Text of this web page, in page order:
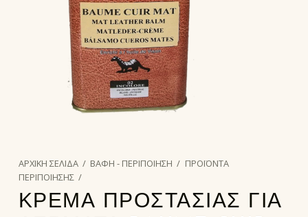
ΑΡΧΙΚΉ ΣΕΛΊΔΑ / ΒΑΦΗ - ΠΕΡΙΠΟΙΗΣΗ / ΠΡΟΪΟΝΤΑ
ΠΕΡΙΠΟΙΗΣΗΣ /
ΚΡΕΜΑ ΠΡΟΣΤΑΣΙΑΣ ΓΙΑ